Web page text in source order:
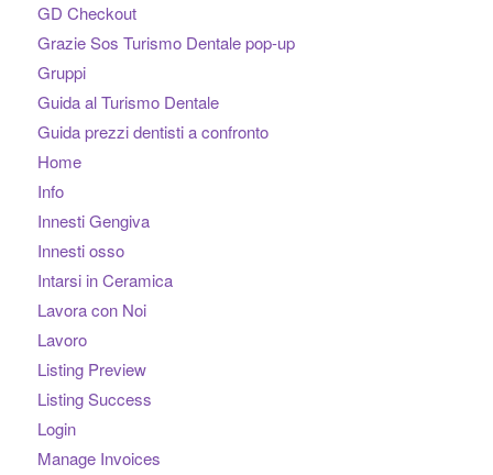
GD Checkout
Grazie Sos Turismo Dentale pop-up
Gruppi
Guida al Turismo Dentale
Guida prezzi dentisti a confronto
Home
Info
Innesti Gengiva
Innesti osso
Intarsi in Ceramica
Lavora con Noi
Lavoro
Listing Preview
Listing Success
Login
Manage Invoices